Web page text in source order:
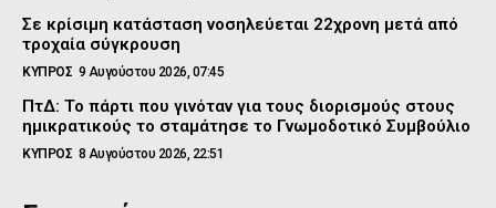
Σε κρίσιμη κατάσταση νοσηλεύεται 22χρονη μετά από
τροχαία σύγκρουση
ΚΥΠΡΟΣ 9 Αυγούστου 2026, 07:45
ΠτΔ: Το πάρτι που γινόταν για τους διορισμούς στους
ημικρατικούς το σταμάτησε το Γνωμοδοτικό Συμβούλιο
ΚΥΠΡΟΣ 8 Αυγούστου 2026, 22:51